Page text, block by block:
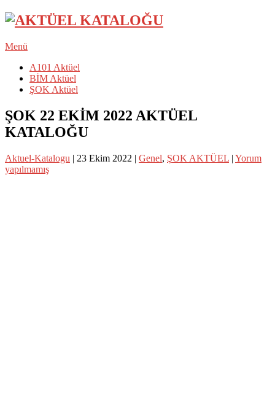
Menü
A101 Aktüel
BİM Aktüel
ŞOK Aktüel
ŞOK 22 EKİM 2022 AKTÜEL
KATALOĞU
Aktuel-Katalogu | 23 Ekim 2022 | Genel, ŞOK AKTÜEL | Yorum
yapılmamış